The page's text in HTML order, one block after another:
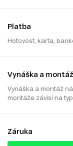
Platba
Hotovost, karta,
Vynáška a montáž
Vynáška a montáž
montáže závisí na
Záruka